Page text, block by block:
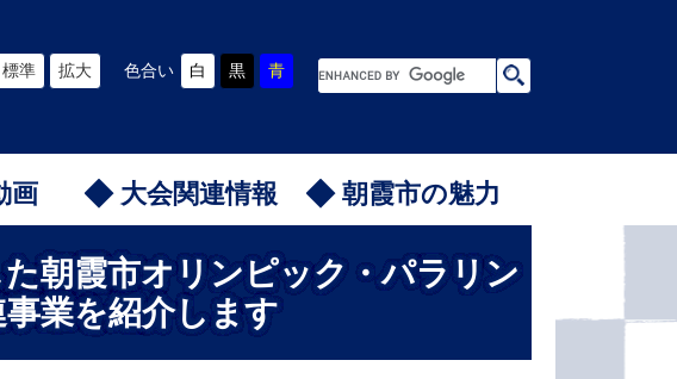
標準 拡大 色合い 白 黒 青
G
o
o
カ
タ
ム
検
画 大会関連情報 朝霞市の魅力
朝霞市オリンピック・パラリン
業を紹介します